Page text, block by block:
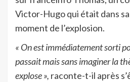
Victor-Hugo qui était dans
moment de l’explosion.
« On est immédiatement sorti
passait mais sans imaginer la
explose », raconte-t-il après